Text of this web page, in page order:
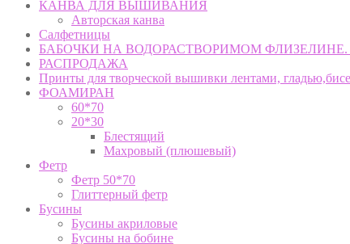
КАНВА ДЛЯ ВЫШИВАНИЯ
Авторская канва
Салфетницы
БАБОЧКИ НА ВОДОРАСТВОРИМОМ
РАСПРОДАЖА
Принты для творческой вышивки лентами,
ФОАМИРАН
60*70
20*30
Блестящий
Махровый (плюшевый)
Фетр
Фетр 50*70
Глиттерный фетр
Бусины
Бусины акриловые
Бусины на бобине